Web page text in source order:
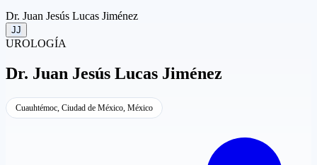
Dr. Juan Jesús Lucas Jiménez
JJ
UROLOGÍA
Dr. Juan Jesús Lucas Jiménez
Cuauhtémoc, Ciudad de México, México